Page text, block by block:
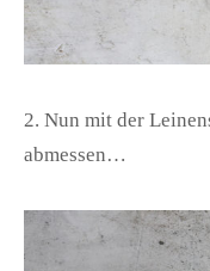
2. Nun mit der
abmessen…